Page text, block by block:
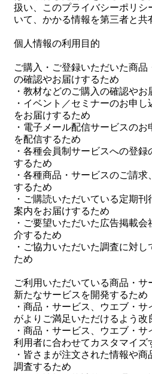
扱い、このプライバシーポリシ
いて、かかる情報を第三者と共
個人情報の利用目的
ご購入・ご登録いただいた商
の確認やお届けするため
・教材などのご購入の確認やお
・イベント／セミナーのお申
をお届けするため
・電子メール配信サービスの
を配信するため
・各種会員制サービスへの登
するため
・各種商品・サービスのご請
するため
・ご購読いただいている定期
案内をお届けするため
・ご要望いただいた広告掲載
介するため
・ご協力いただいた調査に対
ため
ご利用いただいている商品・サ
新たなサービスを開発するため
・商品・サービス、ウエブ・
がよりご満足いただけるよう改
・商品・サービス、ウエブ・
利用者に合わせてカスタマイズ
・皆さまが注文された情報や
調査するため